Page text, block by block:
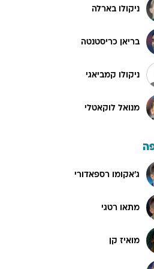
ניקולו בארלה
בריאן כריסטנטה
ניקולו קמביאגי
מנואל לוקאטלי
ג'אקומו רספאדורי
מתאו רטגי
מואיז קן